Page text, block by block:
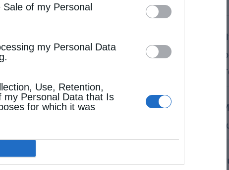
of my Personal
my Personal Data
Use, Retention,
my Personal Data that Is
for which it was
Δημητριάδος
δείχνει τον
σιωπής»
Η εορτή της
σε